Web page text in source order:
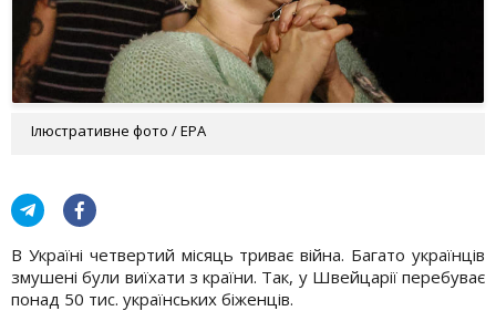
Ілюстративне фото / EPA
В Україні четвертий місяць триває війна. Багато українців
змушені були виїхати з країни. Так, у Швейцарії перебуває
понад 50 тис. українських біженців.